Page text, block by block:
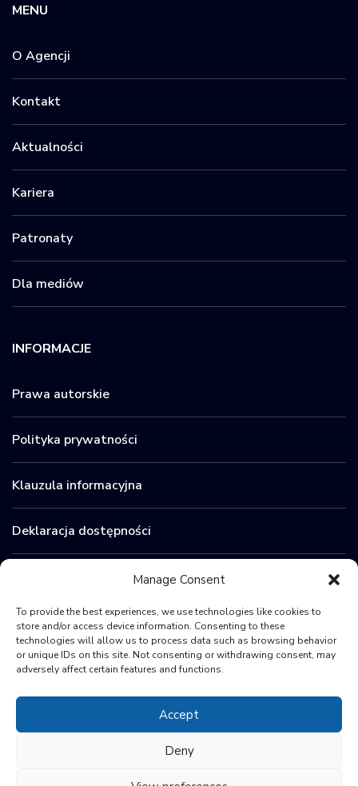
Manage Consent
To provide the best experiences, we use technologies like cookies to
store and/or access device information. Consenting to these
technologies will allow us to process data such as browsing behavior
or unique IDs on this site. Not consenting or withdrawing consent, may
adversely affect certain features and functions.
Accept
Deny
MENU
O Agencji
Kontakt
Aktualności
Kariera
Patronaty
Dla mediów
INFORMACJE
Prawa autorskie
Polityka prywatności
Klauzula informacyjna
Deklaracja dostępności
Zamówienia publiczne
BIP
Sygnaliści